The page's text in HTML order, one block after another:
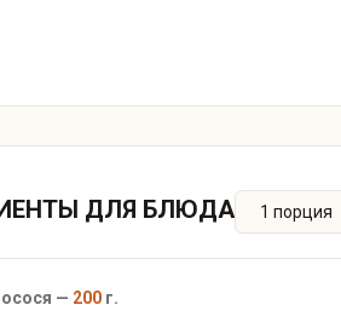
ДЛЯ БЛЮДА
— 200 г.